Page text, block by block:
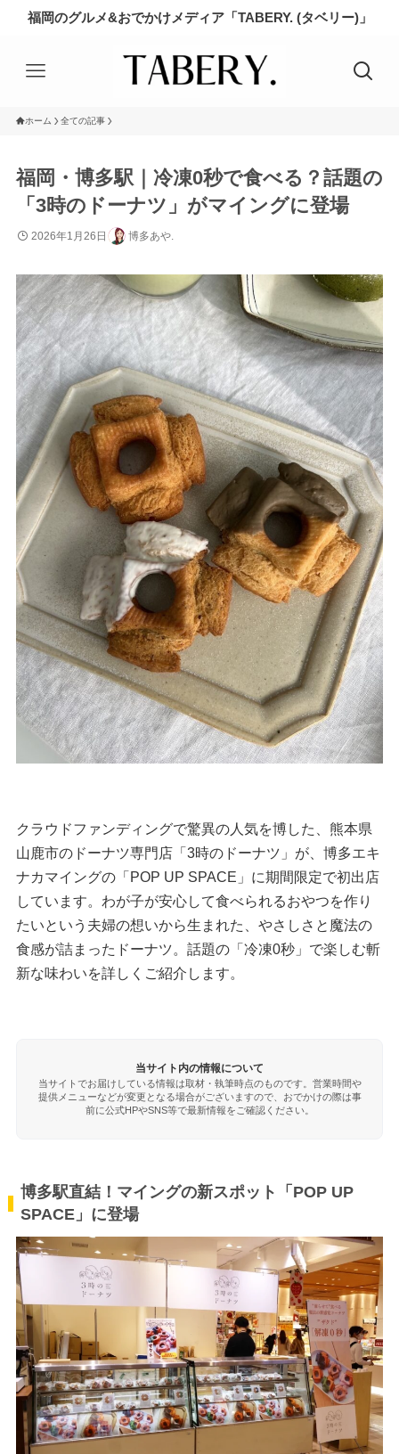
福岡のグルメ&おでかけメディア「TABERY. (タベリー)」
ホーム 全ての記事
福岡・博多駅｜冷凍0秒で食べる？話題の
「3時のドーナツ」がマイングに登場
2026年1月26日 博多あや.
クラウドファンディングで驚異の人気を博した、熊本県
山鹿市のドーナツ専門店「3時のドーナツ」が、博多エキ
ナカマイングの「POP UP SPACE」に期間限定で初出店
しています。わが子が安心して食べられるおやつを作り
たいという夫婦の想いから生まれた、やさしさと魔法の
食感が詰まったドーナツ。話題の「冷凍0秒」で楽しむ斬
新な味わいを詳しくご紹介します。
当サイト内の情報について
当サイトでお届けしている情報は取材・執筆時点のものです。営業時間や
提供メニューなどが変更となる場合がございますので、おでかけの際は事
前に公式HPやSNS等で最新情報をご確認ください。
博多駅直結！マイングの新スポット「POP UP
SPACE」に登場